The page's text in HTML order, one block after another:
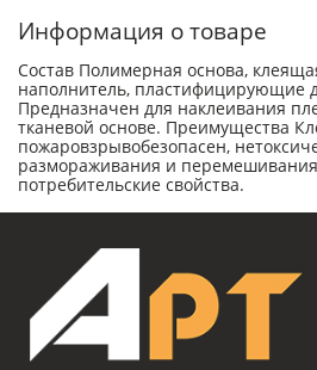
Информация о товаре
Состав Полимерная основа,
наполнитель, пластифицирующие
Предназначен для наклеивания
тканевой основе. Преимущества
пожаровзрывобезопасен,
размораживания и перемешивания
потребительские свойства.